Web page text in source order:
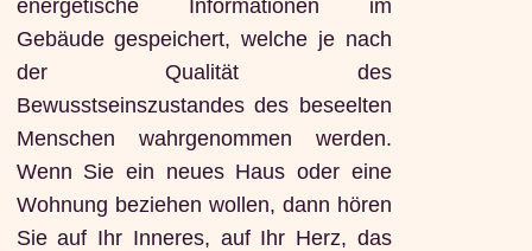
energetische Informationen im
Gebäude gespeichert, welche je nach
der Qualität des
Bewusstseinszustandes des beseelten
Menschen wahrgenommen werden.
Wenn Sie ein neues Haus oder eine
Wohnung beziehen wollen, dann hören
Sie auf Ihr Inneres, auf Ihr Herz, das